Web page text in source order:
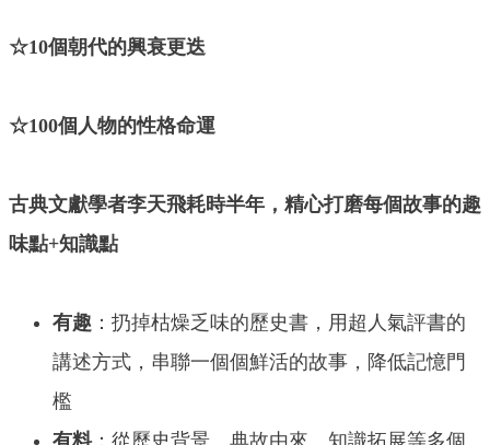
☆10個朝代的興衰更迭
☆100個人物的性格命運
古典文獻學者李天飛耗時半年，精心打磨每個故事的趣
味點+知識點
有趣 ：扔掉枯燥乏味的歷史書，用超人氣評書的
講述方式，串聯一個個鮮活的故事，降低記憶門
檻